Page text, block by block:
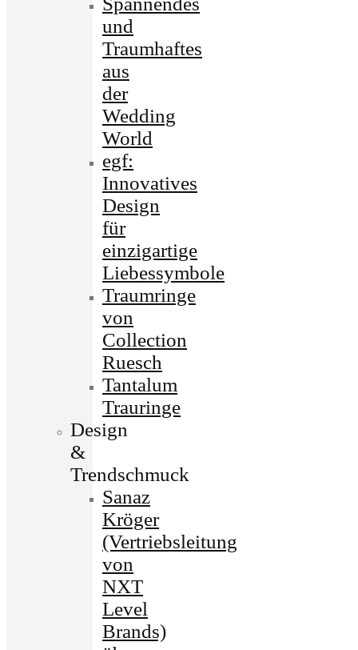
und
Traumhaftes
aus
der
Wedding
World
egf:
Innovatives
Design
für
einzigartige
Liebessymbole
Traumringe
von
Collection
Ruesch
Tantalum
Trauringe
Design
&
Trendschmuck
Sanaz
Kröger
(Vertriebsleitung
von
NXT
Level
Brands)